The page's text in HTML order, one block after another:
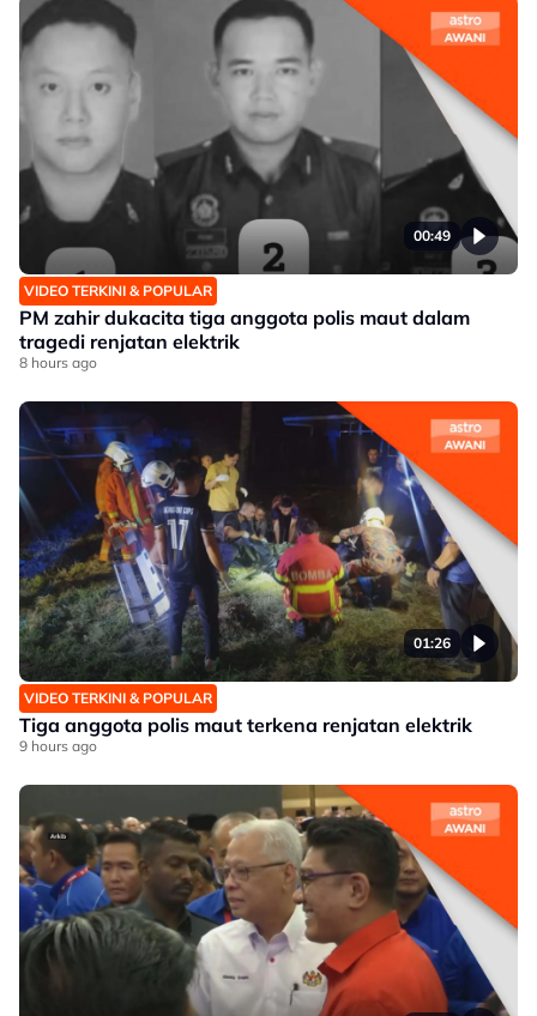
00:49
VIDEO TERKINI & POPULAR
PM zahir dukacita tiga anggota polis maut dalam
tragedi renjatan elektrik
8 hours ago
01:26
VIDEO TERKINI & POPULAR
Tiga anggota polis maut terkena renjatan elektrik
9 hours ago